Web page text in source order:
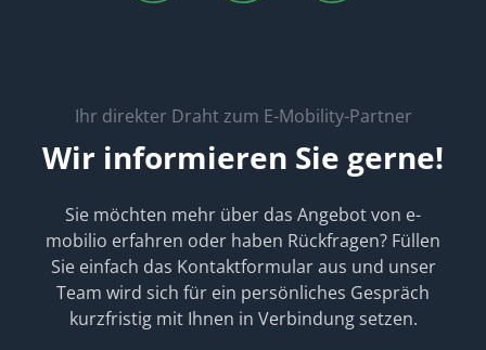
Ihr direkter Draht zum E-Mobility-Partner
Wir informieren Sie gerne!
Sie möchten mehr über das Angebot von e-
mobilio erfahren oder haben Rückfragen? Füllen
Sie einfach das Kontaktformular aus und unser
Team wird sich für ein persönliches Gespräch
kurzfristig mit Ihnen in Verbindung setzen.